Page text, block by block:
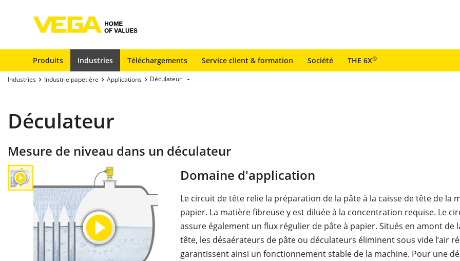
Produits Industries Téléchargements Service client & formation Société THE 6X®
Industries Industrie papetière Applications Déculateur
Déculateur
Mesure de niveau dans un déculateur
Domaine d'application
Le circuit de tête relie la préparation de la pâte à la caisse de tête de la
papier. La matière fibreuse y est diluée à la concentration requise. Le
assure également un flux régulier de pâte à papier. Situés en amont de
tête, les désaérateurs de pâte ou déculateurs éliminent sous vide l’air
garantissent ainsi un fonctionnement stable de la machine. Pour une